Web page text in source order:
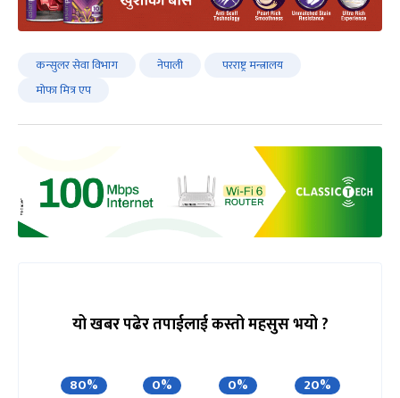
कन्सुलर सेवा विभाग नेपाली
परराष्ट्र मन्त्रालय
मोफा मित्र एप
यो खबर पढेर तपाईलाई कस्तो महसुस भयो ?
80% 0% 0% 20%